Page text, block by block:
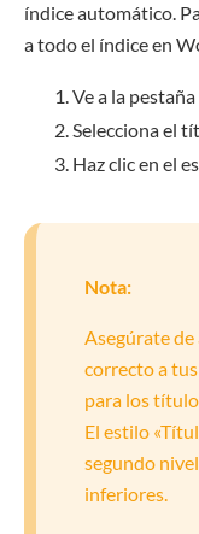
índice automático.
a todo el índice en
Ve a la
Selecciona el
Haz clic en el
Nota:
Asegúrate
correcto a
para los
El estilo
segundo
inferiores.